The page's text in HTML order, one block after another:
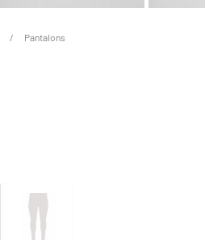
Pantalons